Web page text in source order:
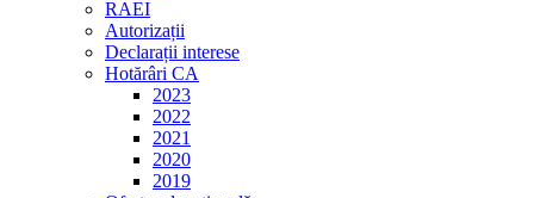
RAEI
Autorizații
Declarații interese
Hotărâri CA
2023
2022
2021
2020
2019